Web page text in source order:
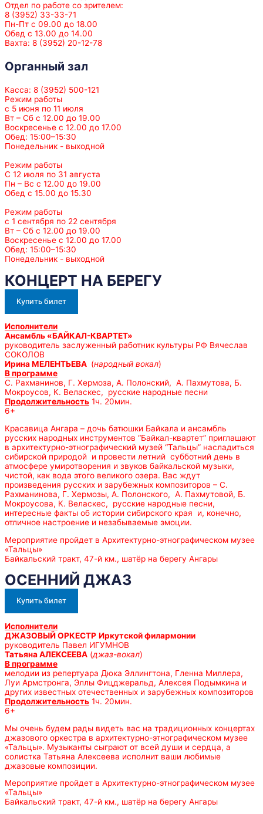
Отдел по работе со зрителем:
8 (3952) 33-33-71
Пн-Пт с 09.00 до 18.00
Обед с 13.00 до 14.00
Вахта: 8 (3952) 20-12-78
Органный зал
Касса: 8 (3952) 500-121
Режим работы
с 5 июня по 11 июля
Вт – Сб с 12.00 до 19.00
Воскресенье с 12.00 до 17.00
Обед: 15:00–15:30
Понедельник - выходной
Режим работы
С 12 июля по 31 августа
Пн – Вс с 12.00 до 19.00
Обед с 15.00 до 15.30
Режим работы
с 1 сентября по 22 сентября
Вт – Сб с 12.00 до 19.00
Воскресенье с 12.00 до 17.00
Обед: 15:00–15:30
Понедельник - выходной
КОНЦЕРТ НА БЕРЕГУ
Купить билет
Исполнители
Ансамбль «БАЙКАЛ-КВАРТЕТ»
руководитель заслуженный работник культуры РФ Вячеслав
СОКОЛОВ
Ирина МЕЛЕНТЬЕВА (народный вокал)
В программе
С. Рахманинов, Г. Хермоза, А. Полонский, А. Пахмутова, Б.
Мокроусов, К. Веласкес, русские народные песни
Продолжительность 1ч. 20мин.
6+
Красавица Ангара – дочь батюшки Байкала и ансамбль
русских народных инструментов “Байкал-квартет” приглашают
в архитектурно-этнографический музей “Тальцы” насладиться
сибирской природой и провести летний субботний день в
атмосфере умиротворения и звуков байкальской музыки,
чистой, как вода этого великого озера. Вас ждут
произведения русских и зарубежных композиторов – С.
Рахманинова, Г. Хермозы, А. Полонского, А. Пахмутовой, Б.
Мокроусова, К. Веласкес, русские народные песни,
интересные факты об истории сибирского края и, конечно,
отличное настроение и незабываемые эмоции.
Мероприятие пройдет в Архитектурно-этнографическом музее
«Тальцы»
Байкальский тракт, 47-й км., шатёр на берегу Ангары
ОСЕННИЙ ДЖАЗ
Купить билет
Исполнители
ДЖАЗОВЫЙ ОРКЕСТР Иркутской филармонии
руководитель Павел ИГУМНОВ
Татьяна АЛЕКСЕЕВА (джаз-вокал)
В программе
мелодии из репертуара Дюка Эллингтона, Гленна Миллера,
Луи Армстронга, Эллы Фицджеральд, Алексея Подымкина и
других известных отечественных и зарубежных композиторов
Продолжительность 1ч. 20мин.
6+
Мы очень будем рады видеть вас на традиционных концертах
джазового оркестра в архитектурно-этнографическом музее
«Тальцы». Музыканты сыграют от всей души и сердца, а
солистка Татьяна Алексеева исполнит ваши любимые
джазовые композиции.
Мероприятие пройдет в Архитектурно-этнографическом музее
«Тальцы»
Байкальский тракт, 47-й км., шатёр на берегу Ангары